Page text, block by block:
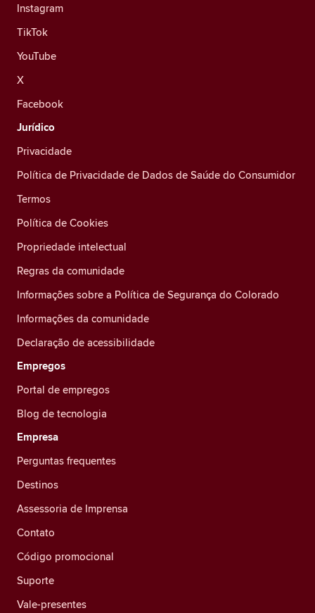
Instagram
TikTok
YouTube
X
Facebook
Jurídico
Privacidade
Política de Privacidade de Dados de Saúde do Consumidor
Termos
Política de Cookies
Propriedade intelectual
Regras da comunidade
Informações sobre a Política de Segurança do Colorado
Informações da comunidade
Declaração de acessibilidade
Empregos
Portal de empregos
Blog de tecnologia
Empresa
Perguntas frequentes
Destinos
Assessoria de Imprensa
Contato
Código promocional
Suporte
Vale-presentes